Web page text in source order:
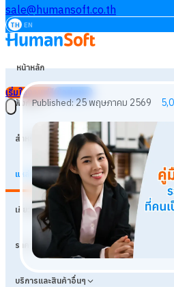
sale@humansoft.co.th
TH EN
หน้าหลัก
ฟังก์ชัน
สำหรับธุรกิจ
แหล่งเรียนรู้
เกี่ยวกับเรา
ราคา
บริการและสินค้าอื่นๆ
เริ่มใช้งานฟรี
Published:25 พฤษภาคม 2569